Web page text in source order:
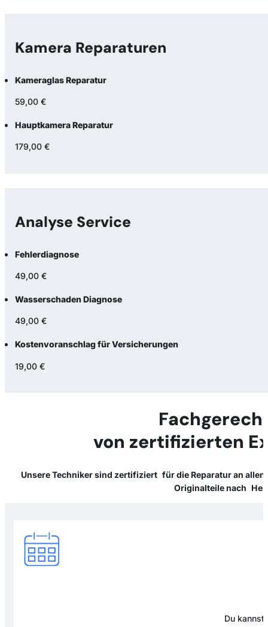
Kamera Reparaturen
Kameraglas Reparatur
59,00 €
Hauptkamera Reparatur
179,00 €
Analyse Service
Fehlerdiagnose
49,00 €
Wasserschaden Diagnose
49,00 €
Kostenvoranschlag für Versicherungen
19,00 €
von zertifizierten
Unsere Techniker sind zertifiziert für die Reparatur an
Originalteile nach
Du kannst